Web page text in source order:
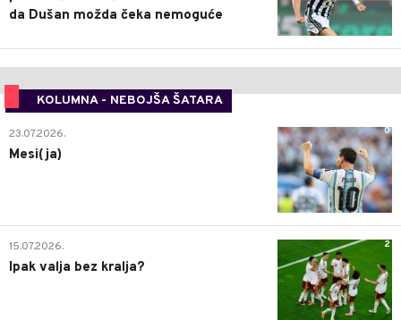
da Dušan možda čeka nemoguće
KOLUMNA - NEBOJŠA ŠATARA
0
23.07.2026.
Mesi(ja)
2
15.07.2026.
Ipak valja bez kralja?